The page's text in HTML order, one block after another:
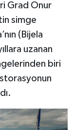
Grad Onur
simge
(Bijela
uzanan
biri